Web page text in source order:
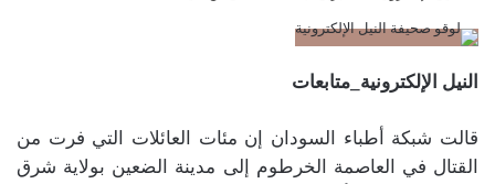
النيل الإلكترونية_متابعات
قالت شبكة أطباء السودان إن مئات العائلات التي فرت من
القتال في العاصمة الخرطوم إلى مدينة الضعين بولاية شرق